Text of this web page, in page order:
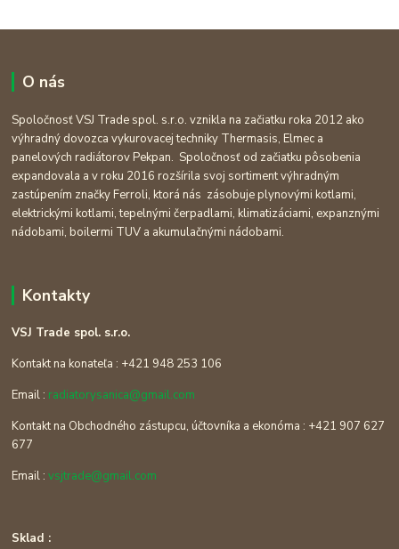
O nás
Spoločnosť VSJ Trade spol. s.r.o. vznikla na začiatku roka 2012 ako
výhradný dovozca vykurovacej techniky Thermasis, Elmec a
panelových radiátorov Pekpan. Spoločnosť od začiatku pôsobenia
expandovala a v roku 2016 rozšírila svoj sortiment výhradným
zastúpením značky Ferroli, ktorá nás zásobuje plynovými kotlami,
elektrickými kotlami, tepelnými čerpadlami, klimatizáciami, expanznými
nádobami, boilermi TUV a akumulačnými nádobami.
Kontakty
VSJ Trade spol. s.r.o.
Kontakt na konateľa : +421 948 253 106
Email : radiatorysanica@gmail.com
Kontakt na Obchodného zástupcu, účtovníka a ekonóma : +421 907 627
677
Email :vsjtrade@gmail.com
Sklad :